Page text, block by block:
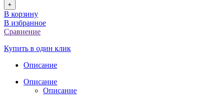
+
В корзину
В избранное
Сравнение
Купить в один клик
Описание
Описание
Описание